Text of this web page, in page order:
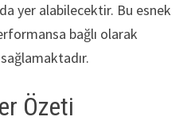
yer alabilecektir. Bu esnek
bağlı olarak
Özeti